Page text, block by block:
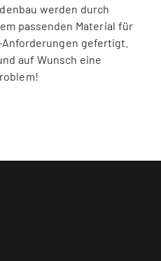
werden durch
passenden Material für
gefertigt.
auf Wunsch eine